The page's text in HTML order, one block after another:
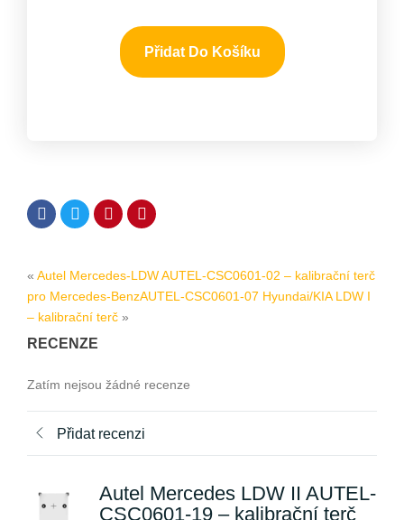
Přidat Do Košíku
« Autel Mercedes-LDW AUTEL-CSC0601-02 – kalibrační terč
pro Mercedes-BenzAUTEL-CSC0601-07 Hyundai/KIA LDW I
– kalibrační terč »
RECENZE
Zatím nejsou žádné recenze
Přidat recenzi
Autel Mercedes LDW II AUTEL-
CSC0601-19 – kalibrační terč